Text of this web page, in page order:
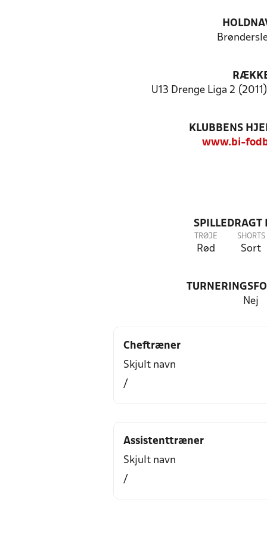
U13 Drenge Liga 2
KLUBBENS
www.bi-
SPILLEDRAGT
TRØJE
Rød
SHORTS
Sort
Nej
Cheftræner
Skjult navn
/
Assistenttræner
Skjult navn
/